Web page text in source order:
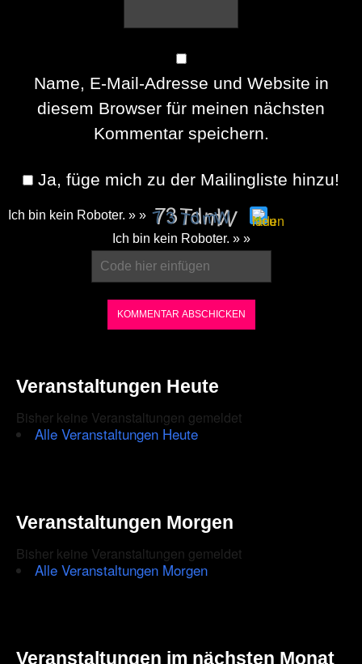
Name, E-Mail-Adresse und Website in
diesem Browser für meinen nächsten
Kommentar speichern.
Ja, füge mich zu der Mailingliste hinzu!
Ich bin kein Roboter. » »
the
to
are
human.
Ich bin kein Roboter. » »
Veranstaltungen Heute
Bisher keine Veranstaltungen gemeldet
Alle Veranstaltungen Heute
Veranstaltungen Morgen
Bisher keine Veranstaltungen gemeldet
Alle Veranstaltungen Morgen
Veranstaltungen im nächsten Monat